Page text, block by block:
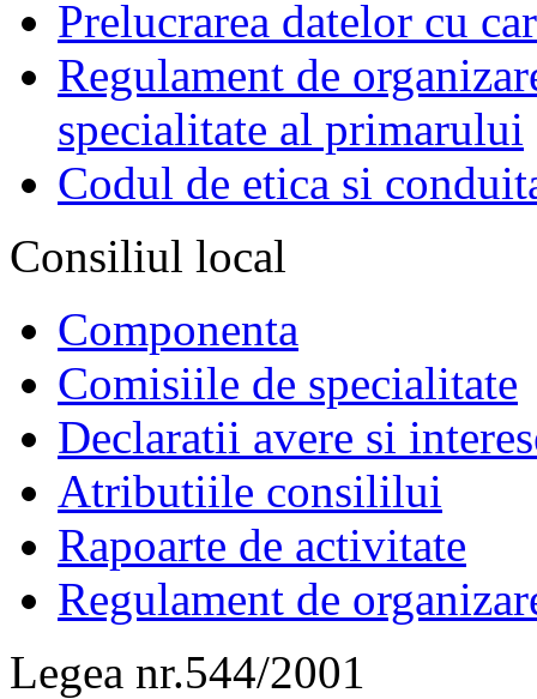
Prelucrarea datelor cu
Regulament de
specialitate al primarului
Codul de etica si
Consiliul local
Componenta
Comisiile de specialitate
Declaratii avere si
Atributiile consililui
Rapoarte de activitate
Regulament de
Legea nr.544/2001